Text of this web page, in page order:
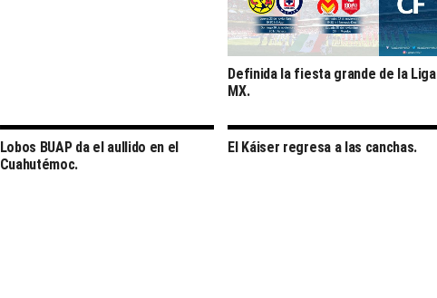
Definida la fiesta grande de la Liga
MX.
Lobos BUAP da el aullido en el
Cuahutémoc.
El Káiser regresa a las canchas.